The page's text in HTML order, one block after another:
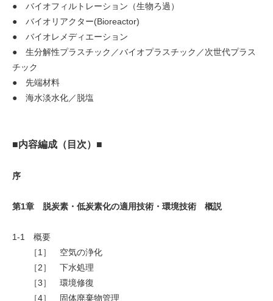
● バイオフィルトレーション（生物ろ過）
● バイオリアクター(Bioreactor)
● バイオレメディエーション
● 生分解性プラスチック／バイオプラスチック／次世代プラス
チック
● 先端材料
● 海水淡水化／脱塩
■内容編成（目次）■
序
第1章 脱炭素・低炭素化の適用技術・環境技術 概説
1-1 概要
［1］ 空気の浄化
［2］ 下水処理
［3］ 環境修復
［4］ 固体廃棄物管理